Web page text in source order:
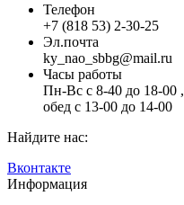
Телефон
+7 (818 53) 2-30-25
Эл.почта
ky_nao_sbbg@mail.ru
Часы работы
Пн-Вс с 8-40 до 18-00 ,
обед с 13-00 до 14-00
Найдите нас:
Вконтакте
Информация